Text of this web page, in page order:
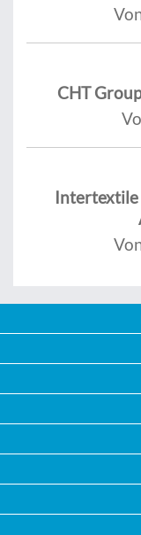
CHT
Intertextile